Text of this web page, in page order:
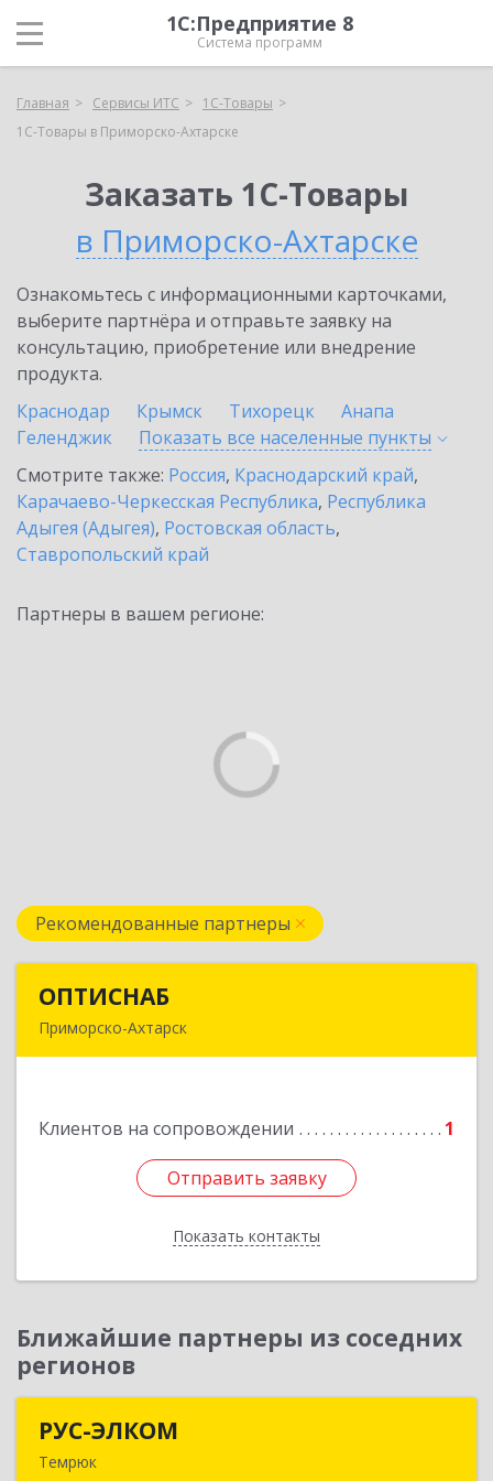
1С:Предприятие 8
Система программ
Главная Сервисы ИТС
1С-Товары
1С-Товары в Приморско-Ахтарске
Заказать 1С-Товары
в Приморско-Ахтарске
Ознакомьтесь с информационными карточками,
выберите партнёра и отправьте заявку на
консультацию, приобретение или внедрение
продукта.
Краснодар
Крымск Тихорецк
Анапа
Геленджик
Показать все населенные пункты
Смотрите также: Россия, Краснодарский край,
Карачаево-Черкесская Республика, Республика
Адыгея (Адыгея), Ростовская область,
Ставропольский край
Партнеры в вашем регионе:
Рекомендованные партнеры
ОПТИСНАБ
Приморско-Ахтарск
Клиентов на сопровождении 1
Отправить заявку
Показать контакты
Ближайшие партнеры из соседних
регионов
РУС-ЭЛКОМ
Темрюк